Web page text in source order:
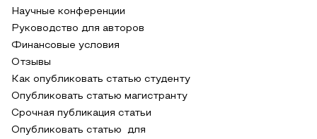
Научные конференции
Руководство для авторов
Финансовые условия
Отзывы
Как опубликовать статью студенту
Опубликовать статью магистранту
Срочная публикация статьи
Опубликовать статью для